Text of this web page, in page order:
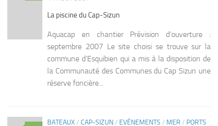
La piscine du Cap-Sizun
Aquacap en chantier Prévision d’ouverture :
septembre 2007 Le site choisi se trouve sur la
commune d’Esquibien qui a mis à la disposition de
la Communauté des Communes du Cap Sizun une
réserve foncière...
BATEAUX/ CAP-SIZUN/ EVÈNEMENTS / MER / PORTS